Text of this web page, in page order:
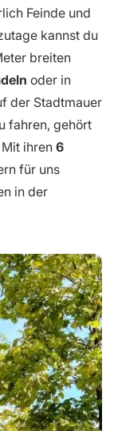
Feinde und
kannst du
breiten
oder in
der Stadtmauer
fahren, gehört
ihren 6
für uns
in der